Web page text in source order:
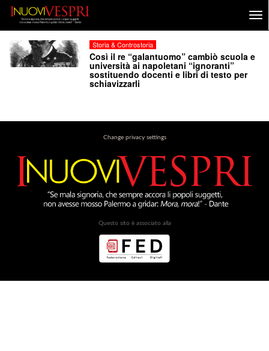
Storia & Controstoria
Così il re “galantuomo” cambiò scuola e
università ai napoletani “ignoranti”
sostituendo docenti e libri di testo per
schiavizzarli
Change privacy settings
Questo sito è associato alla